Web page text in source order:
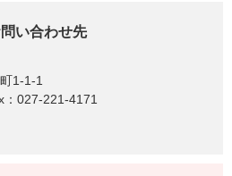
い合わせ先
1-1-1
：027-221-4171